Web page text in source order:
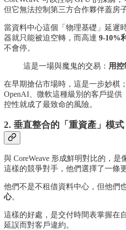
但它無法控制第三方合作夥伴蓋房
當資料中心這個「物理基礎」延遲
器就只能被迫空轉，而高達 9-10%
不會停。
這是一場與魔鬼的交易： 用
在早期搶佔市場時，這是一步妙棋
OpenAI、微軟這種級別的客戶提供
控性就成了最致命的風險。
2. 垂直整合的「重資產」模
與 CoreWeave 形成鮮明對比的，是
這樣的競爭對手，他們選擇了一條
他們不是不租借資料中心，但他們
心。
這樣的好處，是交付時間表掌握在
延誤而對客戶違約。